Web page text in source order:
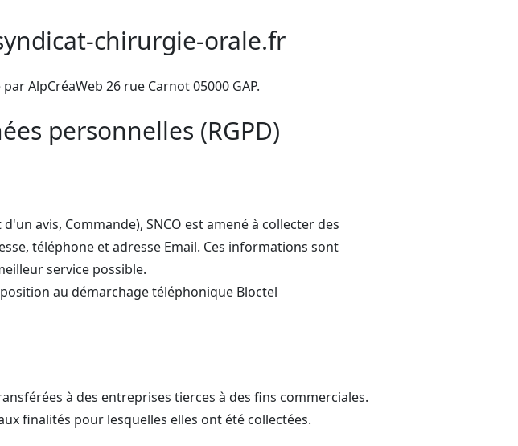
chirurgie-orale.fr
AlpCréaWeb 26 rue Carnot 05000 GAP.
personnelles (RGPD)
avis, Commande), SNCO est amené à collecter des
téléphone et adresse Email. Ces informations sont
service possible.
au démarchage téléphonique Bloctel
à des entreprises tierces à des fins commerciales.
finalités pour lesquelles elles ont été collectées.